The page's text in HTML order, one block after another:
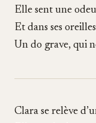
Elle sent une
Et dans ses
Un do grave, qui
Clara se relève